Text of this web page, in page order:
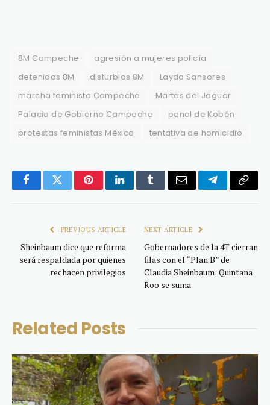
8M Campeche
agresión a mujeres policía
detenidas 8M
disturbios 8M
Layda Sansores
marcha feminista Campeche
Martes del Jaguar
Palacio de Gobierno Campeche
penal de Kobén
protestas feministas México
tentativa de homicidio
FacebookTwitterPinterestLinkedInTumblrEmail TelegramCopy
PREVIOUS ARTICLE
Sheinbaum dice que reforma
será respaldada por quienes
rechacen privilegios
NEXT ARTICLE
Gobernadores de la 4T cierran
filas con el “Plan B” de
Claudia Sheinbaum: Quintana
Roo se suma
Related Posts